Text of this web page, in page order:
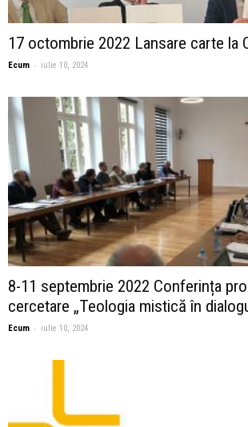
17 octombrie 2022 Lansare carte la
Ecum - iulie 10, 2024
8-11 septembrie 2022 Conferința
cercetare „Teologia mistică în
Ecum - iulie 10, 2024